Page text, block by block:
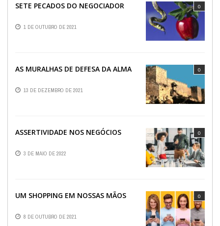
0
SETE PECADOS DO NEGOCIADOR
1 DE OUTUBRO DE 2021
0
AS MURALHAS DE DEFESA DA ALMA
13 DE DEZEMBRO DE 2021
0
ASSERTIVIDADE NOS NEGÓCIOS
3 DE MAIO DE 2022
0
UM SHOPPING EM NOSSAS MÃOS
8 DE OUTUBRO DE 2021